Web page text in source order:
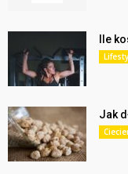
Ile
Jak